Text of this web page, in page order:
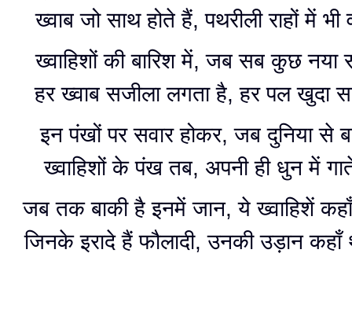
ख्वाब जो साथ होते हैं, पथरीली राहों में
ख्वाहिशों की बारिश में, जब सब कुछ नया
हर ख्वाब सजीला लगता है, हर पल खुदा
इन पंखों पर सवार होकर, जब दुनिया से
ख्वाहिशों के पंख तब, अपनी ही धुन में
जब तक बाकी है इनमें जान, ये ख्वाहिशें
जिनके इरादे हैं फौलादी, उनकी उड़ान